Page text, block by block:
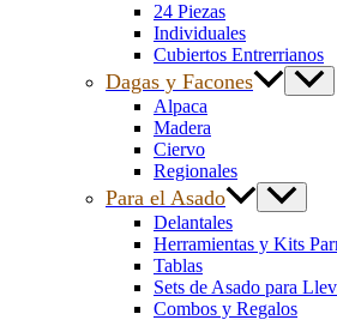
24 Piezas
Individuales
Cubiertos Entrerrianos
Dagas y Facones
Alpaca
Madera
Ciervo
Regionales
Para el Asado
Delantales
Herramientas y Kits
Tablas
Sets de Asado para
Combos y Regalos